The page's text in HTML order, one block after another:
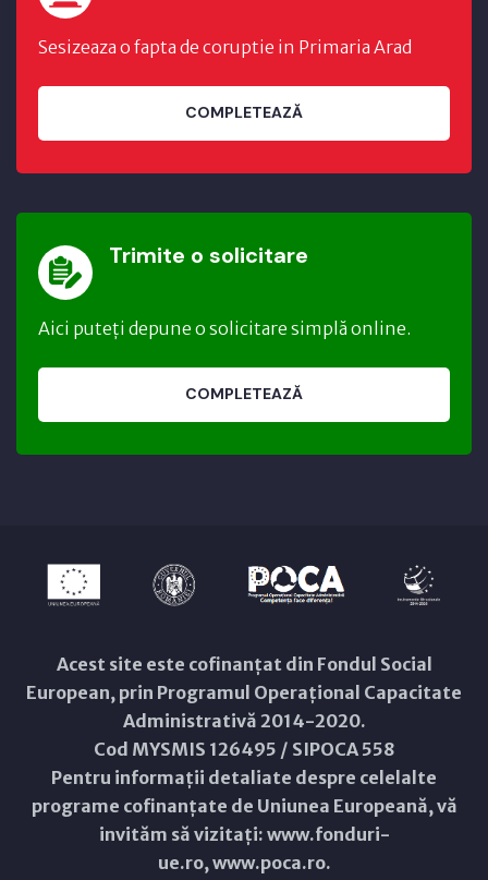
Sesizeaza o fapta de coruptie in Primaria Arad
COMPLETEAZĂ
Trimite o solicitare
Aici puteți depune o solicitare simplă online.
COMPLETEAZĂ
Acest site este cofinanțat din Fondul Social
European, prin Programul Operațional Capacitate
Administrativă 2014-2020.
Cod MYSMIS 126495 / SIPOCA 558
Pentru informații detaliate despre celelalte
programe cofinanțate de Uniunea Europeană, vă
invităm să vizitați: www.fonduri-
ue.ro,www.poca.ro.